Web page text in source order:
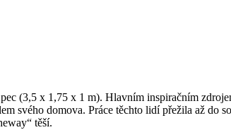
(3,5 x 1,75 x 1 m). Hlavním inspiračním
svého domova. Práce těchto lidí přežila až do
těší.